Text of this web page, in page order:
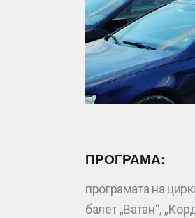
ПРОГРАМА:
програмата на
балет „Ватан“,